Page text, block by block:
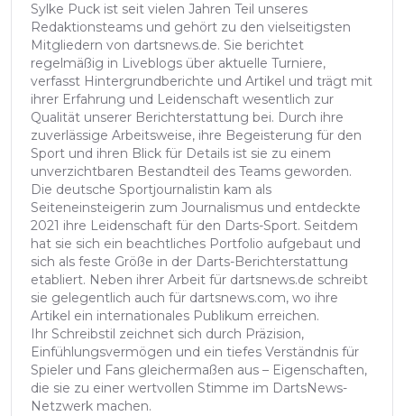
Sylke Puck ist seit vielen Jahren Teil unseres
Redaktionsteams und gehört zu den vielseitigsten
Mitgliedern von dartsnews.de. Sie berichtet
regelmäßig in Liveblogs über aktuelle Turniere,
verfasst Hintergrundberichte und Artikel und trägt mit
ihrer Erfahrung und Leidenschaft wesentlich zur
Qualität unserer Berichterstattung bei. Durch ihre
zuverlässige Arbeitsweise, ihre Begeisterung für den
Sport und ihren Blick für Details ist sie zu einem
unverzichtbaren Bestandteil des Teams geworden.
Die deutsche Sportjournalistin kam als
Seiteneinsteigerin zum Journalismus und entdeckte
2021 ihre Leidenschaft für den Darts-Sport. Seitdem
hat sie sich ein beachtliches Portfolio aufgebaut und
sich als feste Größe in der Darts-Berichterstattung
etabliert. Neben ihrer Arbeit für dartsnews.de schreibt
sie gelegentlich auch für dartsnews.com, wo ihre
Artikel ein internationales Publikum erreichen.
Ihr Schreibstil zeichnet sich durch Präzision,
Einfühlungsvermögen und ein tiefes Verständnis für
Spieler und Fans gleichermaßen aus – Eigenschaften,
die sie zu einer wertvollen Stimme im DartsNews-
Netzwerk machen.